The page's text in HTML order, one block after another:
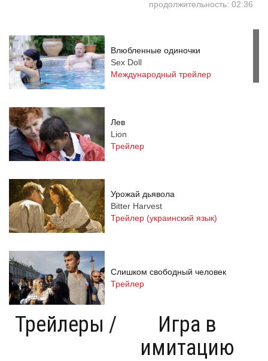
Трейлеры /
Игра в
имитацию
продолжительность: 02:36
Влюбленные одиночки
Sex Doll
Международный трейлер
Лев
Lion
Трейлер
Урожай дьявола
Bitter Harvest
Трейлер (украинский язык)
Слишком свободный человек
Трейлер
Одноклассницы: Новый поворот
Трейлер